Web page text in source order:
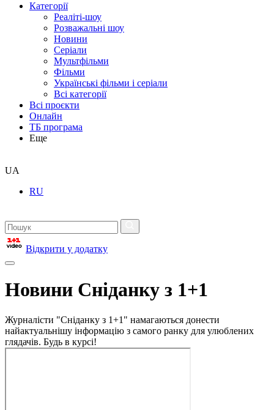
Категорії
Реаліті-шоу
Розважальні шоу
Новини
Серіали
Мультфільми
Фільми
Українські фільми і серіали
Всі категорії
Всі проєкти
Онлайн
ТБ програма
Еще
UA
RU
Відкрити у додатку
Новини Сніданку з 1+1
Журналісти "Сніданку з 1+1" намагаються донести
найактуальнішу інформацію з самого ранку для улюблених
глядачів. Будь в курсі!